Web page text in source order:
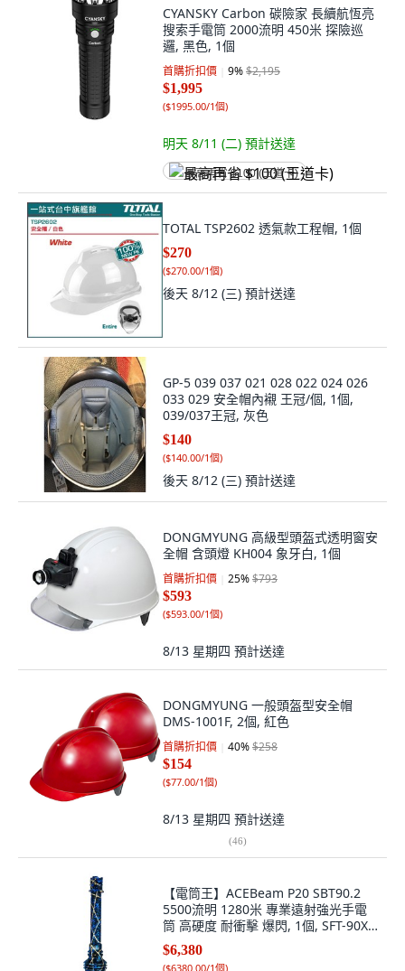
CYANSKY Carbon 碳險家 長續航恆亮
搜索手電筒 2000流明 450米 探險巡
邏, 黑色, 1個
首購折扣價 9%$2,195
$1,995
($1995.00/1個)
明天 8/11 (二) 預計送達
最高再省 $100 (王道卡)
TOTAL TSP2602 透氣款工程帽, 1個
$270
($270.00/1個)
後天 8/12 (三) 預計送達
GP-5 039 037 021 028 022 024 026
033 029 安全帽內襯 王冠/個, 1個,
039/037王冠, 灰色
$140
($140.00/1個)
後天 8/12 (三) 預計送達
DONGMYUNG 高級型頭盔式透明窗安
全帽 含頭燈 KH004 象牙白, 1個
首購折扣價 25%$793
$593
($593.00/1個)
8/13 星期四 預計送達
DONGMYUNG 一般頭盔型安全帽
DMS-1001F, 2個, 紅色
首購折扣價 40%$258
$154
($77.00/1個)
8/13 星期四 預計送達
(46)
【電筒王】ACEBeam P20 SBT90.2
5500流明 1280米 專業遠射強光手電
筒 高硬度 耐衝擊 爆閃, 1個, SFT-90X
LED, 5600lm, 黑金迷彩
$6,380
($6380.00/1個)